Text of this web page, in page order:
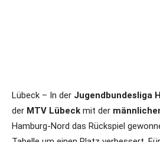
Lübeck – In der Jugendbundesliga
der MTV Lübeck mit der
Hamburg-Nord das Rückspiel